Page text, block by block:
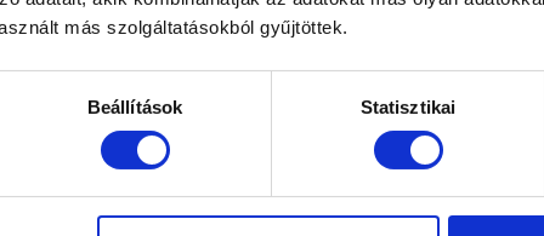
más szolgáltatásokból gyűjtöttek.
Beállítások Statisztikai
PCOS, mégis fontos tudni, hogy egy
hormonháztartást